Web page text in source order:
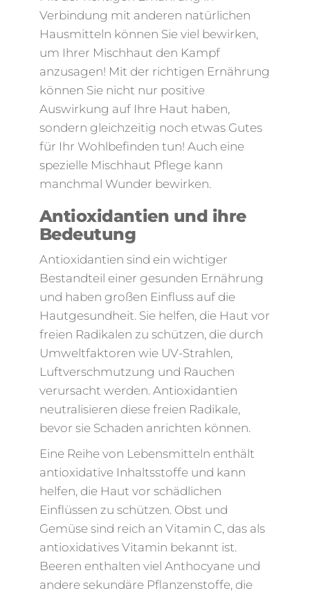
Verbindung mit anderen natürlichen
Hausmitteln können Sie viel bewirken,
um Ihrer Mischhaut den Kampf
anzusagen! Mit der richtigen Ernährung
können Sie nicht nur positive
Auswirkung auf Ihre Haut haben,
sondern gleichzeitig noch etwas Gutes
für Ihr Wohlbefinden tun! Auch eine
spezielle Mischhaut Pflege kann
manchmal Wunder bewirken.
Antioxidantien und ihre
Bedeutung
Antioxidantien sind ein wichtiger
Bestandteil einer gesunden Ernährung
und haben großen Einfluss auf die
Hautgesundheit. Sie helfen, die Haut vor
freien Radikalen zu schützen, die durch
Umweltfaktoren wie UV-Strahlen,
Luftverschmutzung und Rauchen
verursacht werden. Antioxidantien
neutralisieren diese freien Radikale,
bevor sie Schaden anrichten können.
Eine Reihe von Lebensmitteln enthält
antioxidative Inhaltsstoffe und kann
helfen, die Haut vor schädlichen
Einflüssen zu schützen. Obst und
Gemüse sind reich an Vitamin C, das als
antioxidatives Vitamin bekannt ist.
Beeren enthalten viel Anthocyane und
andere sekundäre Pflanzenstoffe, die